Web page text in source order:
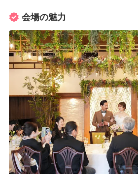
会場の魅力